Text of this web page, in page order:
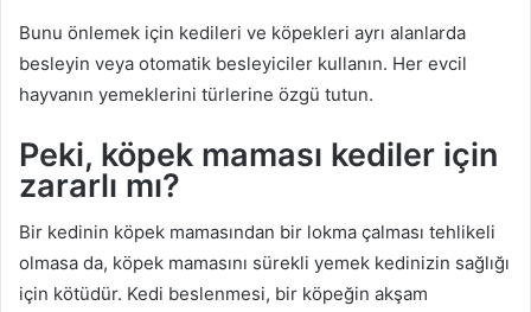
Bunu önlemek için kedileri ve köpekleri ayrı alanlarda
besleyin veya otomatik besleyiciler kullanın. Her evcil
hayvanın yemeklerini türlerine özgü tutun.
Peki, köpek maması kediler için
zararlı mı?
Bir kedinin köpek mamasından bir lokma çalması tehlikeli
olmasa da, köpek mamasını sürekli yemek kedinizin sağlığı
için kötüdür. Kedi beslenmesi, bir köpeğin akşam